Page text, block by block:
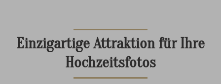
Einzigartige Attraktion für Ihre
Hochzeitsfotos